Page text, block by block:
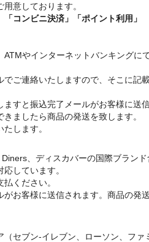
意しております。
「コンビニ決済」「ポイント利用」
やインターネットバンキングに
ご連絡いたしますので、そこに記
すと振込完了メールがお客様に送
ましたら商品の発送を致します。
します。
、ディスカバーの国際ブランド
しています。
ください。
お客様に送信されます。商品の発
セブン-イレブン、ローソン、ファ